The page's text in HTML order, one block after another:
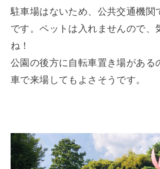
駐車場はないため、公共交通機関
です。ペットは入れませんので、
ね！
公園の後方に自転車置き場がある
車で来場してもよさそうです。